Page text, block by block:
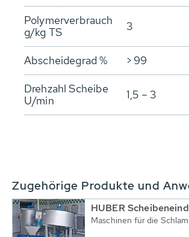
Polymerverbrauch
g/kg TS
3
Abscheidegrad % > 99
Drehzahl Scheibe
U/min
1,5 – 3
Zugehörige Produkte und
HUBER
Maschinen für die